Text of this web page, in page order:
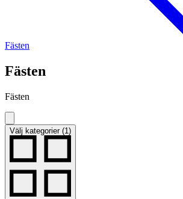
Fästen
Fästen
Fästen
Välj kategorier (1)